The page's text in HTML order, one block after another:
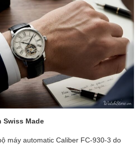
Swiss Made
máy automatic Caliber FC-930-3 do